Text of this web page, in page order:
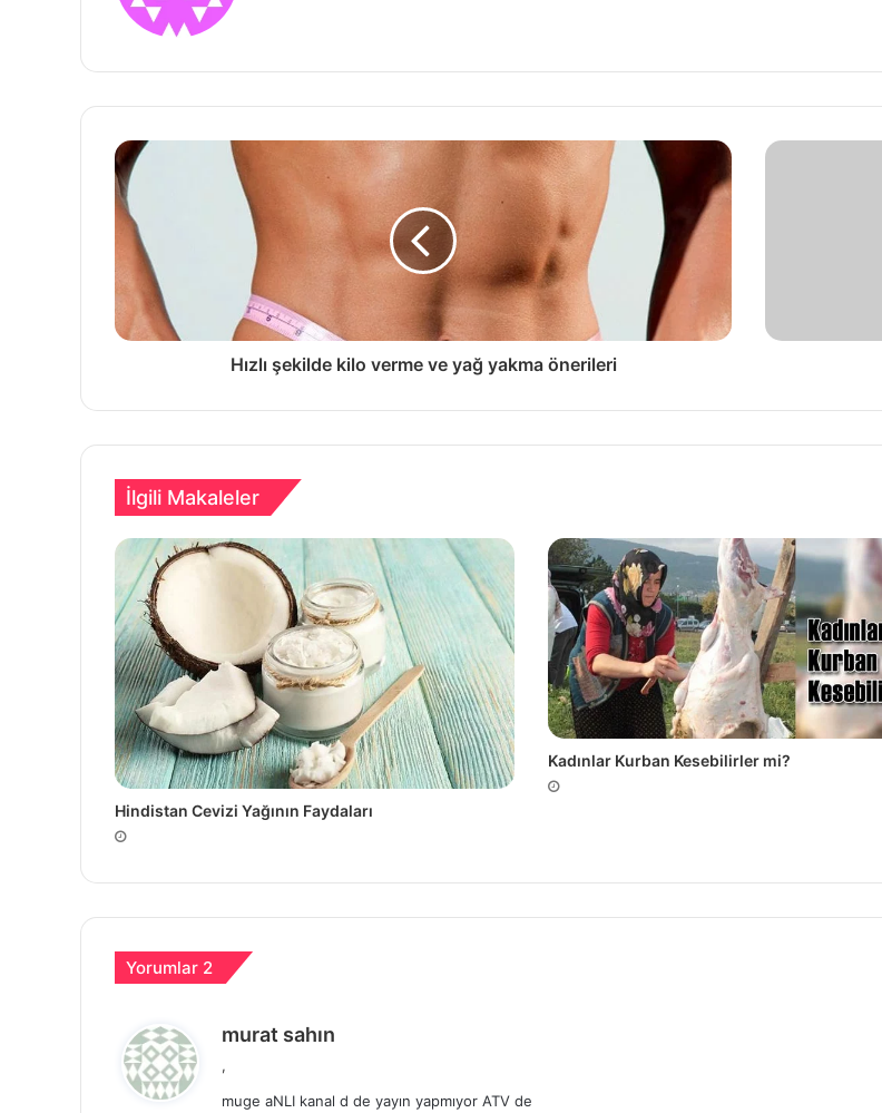
Hızlı şekilde kilo verme ve yağ yakma önerileri
İlgili Makaleler
Hindistan Cevizi Yağının Faydaları
Kadınlar Kurban Kesebilirler mi?
Yorumlar 2
murat sahın
,
muge aNLI kanal d de yayın yapmıyor ATV de